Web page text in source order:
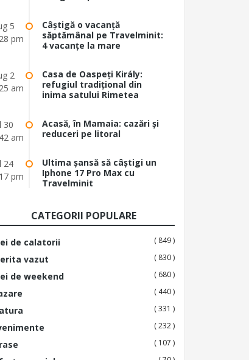
5
pm
Câștigă o vacanță
săptămânal pe Travelminit:
4 vacanțe la mare
2
am
Casa de Oaspeți Király:
refugiul tradițional din
inima satului Rimetea
30
am
Acasă, în Mamaia: cazări și
reduceri pe litoral
24
pm
Ultima șansă să câștigi un
Iphone 17 Pro Max cu
Travelminit
CATEGORII POPULARE
de calatorii ( 849 )
vazut ( 830 )
de weekend ( 680 )
( 440 )
( 331 )
( 232 )
( 107 )